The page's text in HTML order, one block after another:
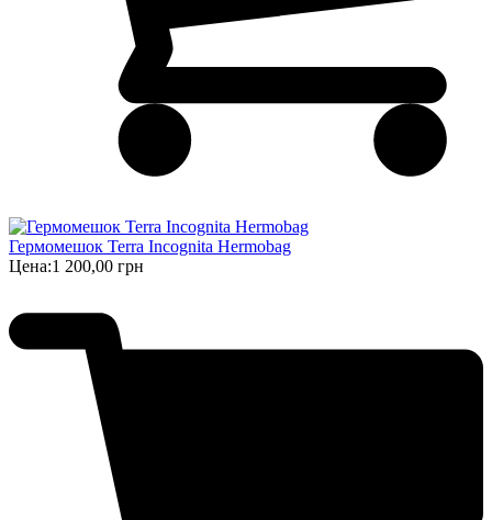
Гермомешок Terra Incognita Hermobag
Цена:1 200,00 грн